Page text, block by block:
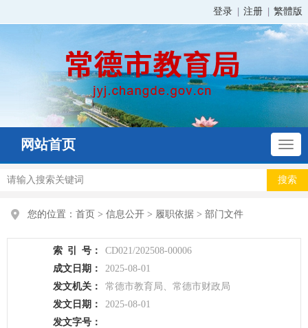
登录 注册 繁體版
网站首页
您的位置： 首页 > 信息公开 > 履职依据 > 部门文件
索 引 号：
CD021/202508-00006
成文日期：
2025-08-01
发文机关：
常德市教育局、常德市财政局
发文日期：
2025-08-01
发文字号：